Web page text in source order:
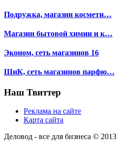
Подружка, магазин космети…
Магазин бытовой химии и к…
Эконом, сеть магазинов 16
ШиК, сеть магазинов парфю…
Наш Твиттер
Реклама на сайте
Карта сайта
Деловод - все для бизнеса © 2013